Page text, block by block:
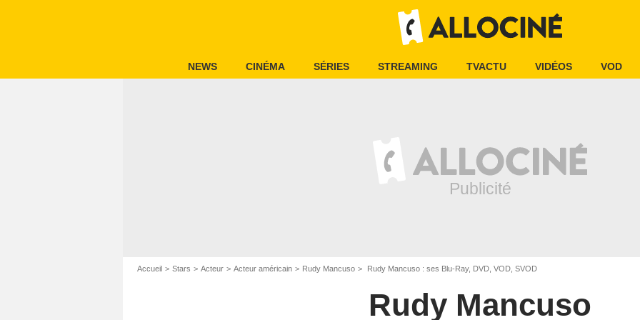
NEWS CINÉMA SÉRIES STREAMING TVACTU VIDÉOS VOD
Accueil Stars Acteur Acteur américain Rudy Mancuso Rudy Mancuso : ses Blu-Ray, DVD, VOD, SVOD
Rudy Mancuso